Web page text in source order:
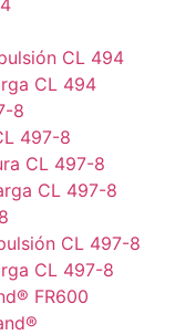
CL 494
CL 494
8
497-8
CL 497-8
CL 497-8
CL 497-8
CL 497-8
FR600